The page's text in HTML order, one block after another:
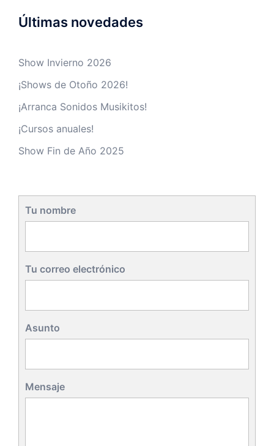
Últimas novedades
Show Invierno 2026
¡Shows de Otoño 2026!
¡Arranca Sonidos Musikitos!
¡Cursos anuales!
Show Fin de Año 2025
Tu nombre
Tu correo electrónico
Asunto
Mensaje